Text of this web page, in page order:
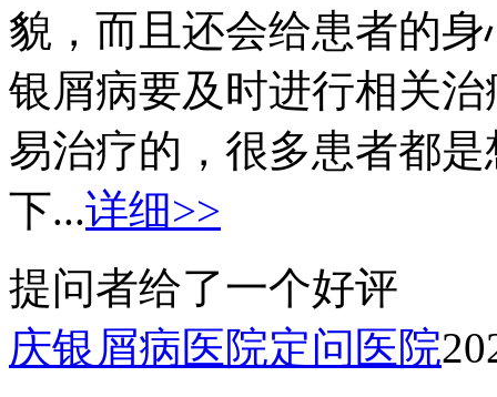
貌，而且还会给患者的
银屑病要及时进行相关
易治疗的，很多患者都
下...详细>>
提问者给了一个好评
庆银屑病医院定问医院